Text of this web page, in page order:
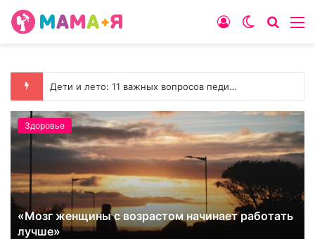
Switch
Войти
Дети и лето: 11 важных вопросов педиатру
Развлечения
6 развивающих приложений с дополненной
реальностью